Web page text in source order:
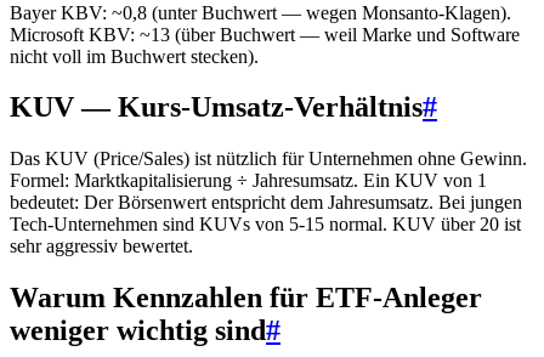
Bayer KBV: ~0,8 (unter Buchwert — wegen Monsanto-Klagen).
Microsoft KBV: ~13 (über Buchwert — weil Marke und Software
nicht voll im Buchwert stecken).
KUV — Kurs-Umsatz-Verhältnis#
Das KUV (Price/Sales) ist nützlich für Unternehmen ohne Gewinn.
Formel: Marktkapitalisierung ÷ Jahresumsatz. Ein KUV von 1
bedeutet: Der Börsenwert entspricht dem Jahresumsatz. Bei jungen
Tech-Unternehmen sind KUVs von 5-15 normal. KUV über 20 ist
sehr aggressiv bewertet.
Warum Kennzahlen für ETF-Anleger
weniger wichtig sind#